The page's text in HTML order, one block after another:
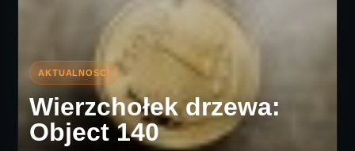
Wierzchołek drzewa:
Object 140